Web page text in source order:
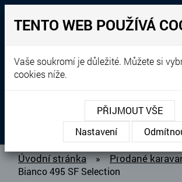
Prodej, dovoz,
pronájem
+420 604 760 364
MENU
O NÁS
BAZAR KARAVANŮ
Úvodní stránka » Prodané
Bianco 495 SF Selection
TENTO WEB POUŽÍVÁ
Vaše soukromí je důležité. Můžete si
cookies níže.
PŘIJMOUT VŠE
Nastavení